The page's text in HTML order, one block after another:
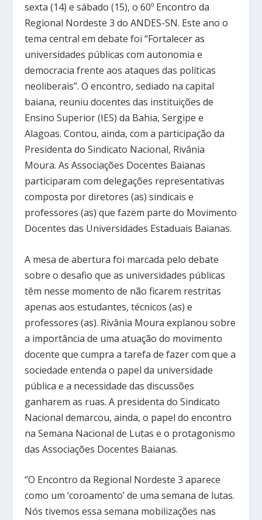
sexta (14) e sábado (15), o 60º Encontro da
Regional Nordeste 3 do ANDES-SN. Este ano o
tema central em debate foi “Fortalecer as
universidades públicas com autonomia e
democracia frente aos ataques das políticas
neoliberais”. O encontro, sediado na capital
baiana, reuniu docentes das instituições de
Ensino Superior (IES) da Bahia, Sergipe e
Alagoas. Contou, ainda, com a participação da
Presidenta do Sindicato Nacional, Rivânia
Moura. As Associações Docentes Baianas
participaram com delegações representativas
composta por diretores (as) sindicais e
professores (as) que fazem parte do Movimento
Docentes das Universidades Estaduais Baianas.
A mesa de abertura foi marcada pelo debate
sobre o desafio que as universidades públicas
têm nesse momento de não ficarem restritas
apenas aos estudantes, técnicos (as) e
professores (as). Rivânia Moura explanou sobre
a importância de uma atuação do movimento
docente que cumpra a tarefa de fazer com que a
sociedade entenda o papel da universidade
pública e a necessidade das discussões
ganharem as ruas. A presidenta do Sindicato
Nacional demarcou, ainda, o papel do encontro
na Semana Nacional de Lutas e o protagonismo
das Associações Docentes Baianas.
“O Encontro da Regional Nordeste 3 aparece
como um ‘coroamento’ de uma semana de lutas.
Nós tivemos essa semana mobilizações nas